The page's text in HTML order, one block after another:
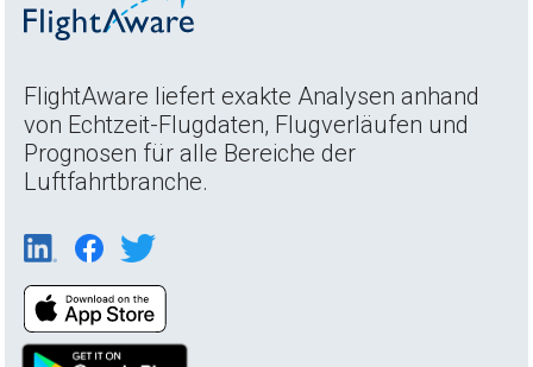
FlightAware liefert exakte Analysen anhand
von Echtzeit-Flugdaten, Flugverläufen und
Prognosen für alle Bereiche der
Luftfahrtbranche.